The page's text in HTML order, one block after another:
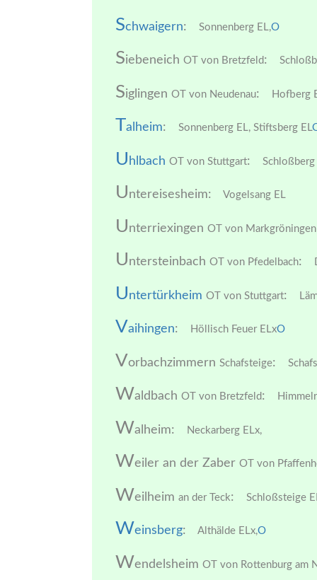
Schwaigern: Sonnenberg EL,O
Siebeneich OT von Bretzfeld :
Siglingen OT von Neudenau: Hofberg
Talheim: Sonnenberg EL,Stiftsberg EL
U hlbach OT von Stuttgart: Schloßberg
Untereisesheim: Vogelsang EL
Unterriexingen OT von Markgröningen
Untersteinbach OT von Pfedelbach:
Untertürkheim OT von Stuttgart:
Vaihingen: Höllisch Feuer ELxO
Vorbachzimmern Schafsteige:
Waldbach OT von Bretzfeld :
Walheim: Neckarberg ELx,
Weiler an der Zaber OT von
Weilheim an der Teck: Schloßsteige
Weinsberg: Althälde ELx,O
Wendelsheim OT von Rottenburg am